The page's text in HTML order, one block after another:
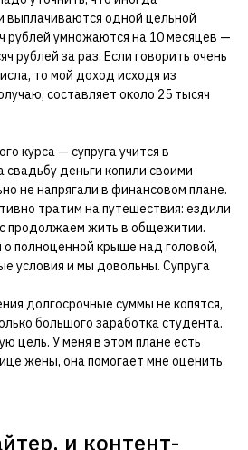
выплачиваются одной цельной
рублей умножаются на 10 месяцев —
рублей за раз. Если говорить очень
то мой доход исходя из
составляет около 25 тысяч
курса — супруга учится в
свадьбу деньги копили своими
не напрягали в финансовом плане.
тратим на путешествия: ездили
продолжаем жить в общежитии.
полноценной крыше над головой,
условия и мы довольны. Супруга
долгосрочные суммы не копятся,
большого заработка студента.
цель. У меня в этом плане есть
жены, она помогает мне оценить
и контент-